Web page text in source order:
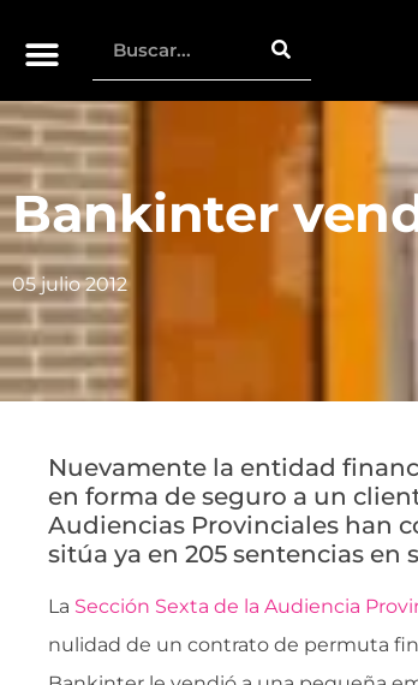
Bankinter
05 julio 2012
Nuevamente la entidad
en forma de seguro a un
Audiencias Provinciales han
sitúa ya en 205 sentencias en
La Sección Sexta de la Audiencia
nulidad de un contrato de permuta